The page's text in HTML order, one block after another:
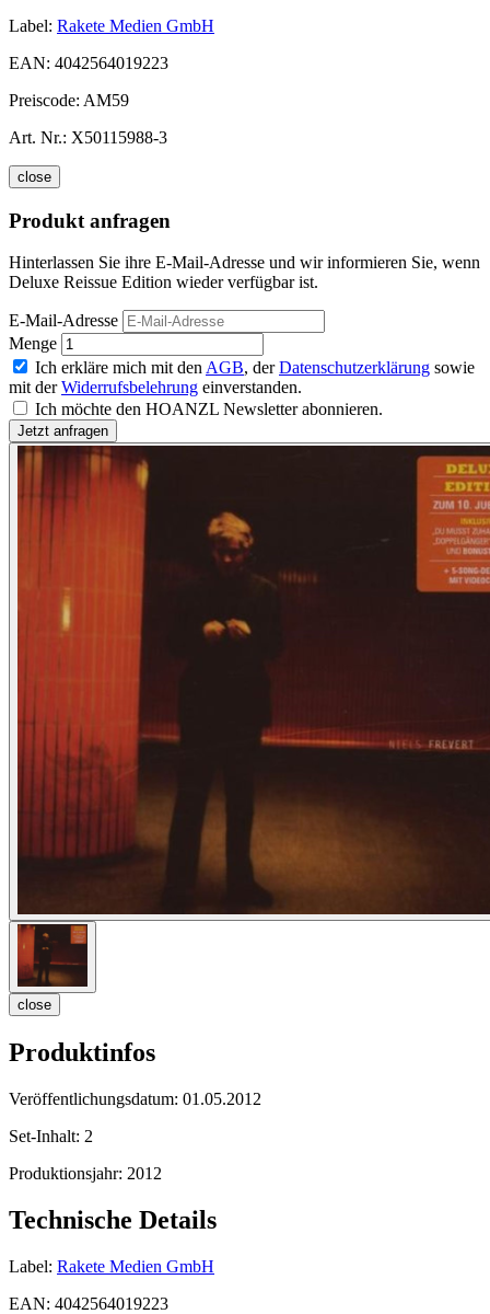
Label: Rakete Medien GmbH
EAN: 4042564019223
Preiscode: AM59
Art. Nr.: X50115988-3
close
Produkt anfragen
Hinterlassen Sie ihre E-Mail-Adresse und wir informieren Sie, wenn
Deluxe Reissue Edition wieder verfügbar ist.
E-Mail-Adresse
Menge
Ich erkläre mich mit den AGB, derDatenschutzerklärung sowie
mit derWiderrufsbelehrung einverstanden.
Ich möchte den HOANZL Newsletter abonnieren.
close
Produktinfos
Veröffentlichungsdatum: 01.05.2012
Set-Inhalt: 2
Produktionsjahr: 2012
Technische Details
Label: Rakete Medien GmbH
EAN: 4042564019223